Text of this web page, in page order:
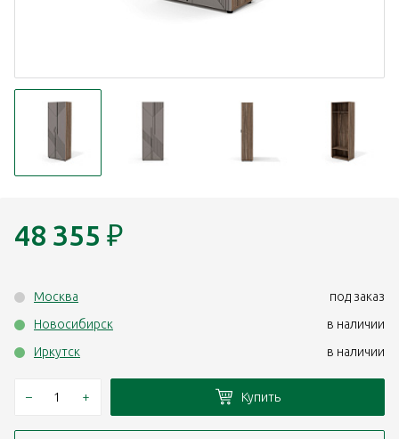
48 355 ₽
Москва
под заказ
Новосибирск
в наличии
Иркутск
в наличии
– + Купить